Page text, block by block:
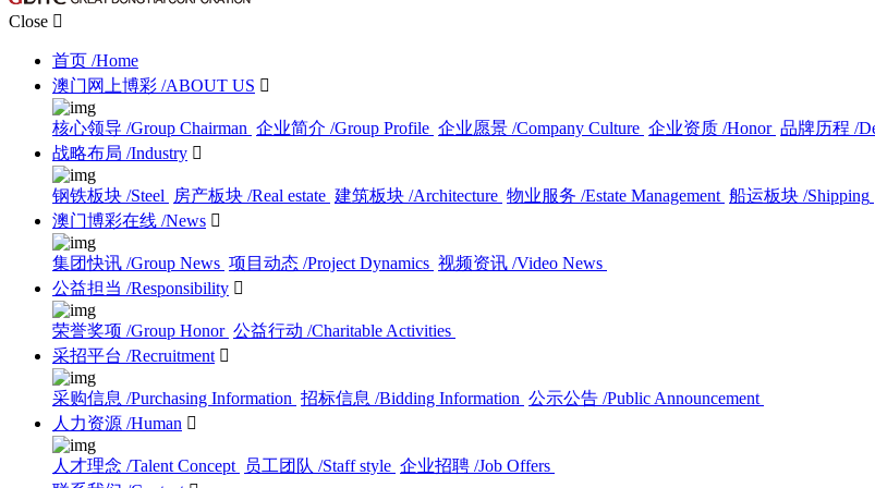
Close 
首页 /Home
澳门网上博彩 /ABOUT US 
核心领导 /Group Chairman 企业简介 /Group Profile 企业愿景 /Company Culture 企业资质 /Honor 品牌历程 /
战略布局 /Industry 
钢铁板块 /Steel 房产板块 /Real estate 建筑板块 /Architecture 物业服务 /Estate Management 船运板块 /Shipping
澳门博彩在线 /News 
集团快讯 /Group News 项目动态 /Project Dynamics 视频资讯 /Video News
公益担当 /Responsibility 
荣誉奖项 /Group Honor 公益行动 /Charitable Activities
采招平台 /Recruitment 
采购信息 /Purchasing Information 招标信息 /Bidding Information 公示公告 /Public Announcement
人力资源 /Human 
人才理念 /Talent Concept 员工团队 /Staff style 企业招聘 /Job Offers